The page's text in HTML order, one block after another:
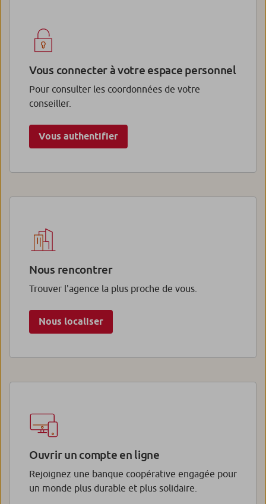
Vous connecter à votre espace personnel
Pour consulter les coordonnées de votre
conseiller.
Vous authentifier
Nous rencontrer
Trouver l'agence la plus proche de vous.
Nous localiser
Ouvrir un compte en ligne
Rejoignez une banque coopérative engagée pour
un monde plus durable et plus solidaire.